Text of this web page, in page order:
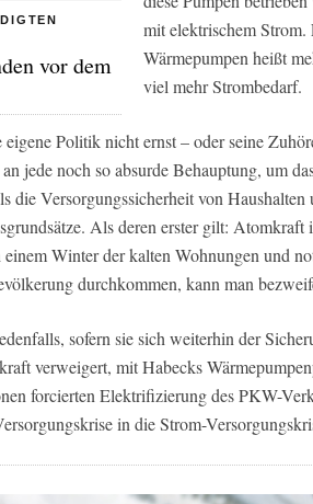
vor dem
mit elektrischem
Wärmepumpen heißt
viel mehr Strombedarf.
Politik nicht ernst – oder seine
jede noch so absurde Behauptung, um
die Versorgungssicherheit von Haushalten
Als deren erster gilt: Atomkraft
Winter der kalten Wohnungen und
durchkommen, kann man
sofern sie sich weiterhin der
verweigert, mit Habecks
forcierten Elektrifizierung des PKW-
in die Strom-